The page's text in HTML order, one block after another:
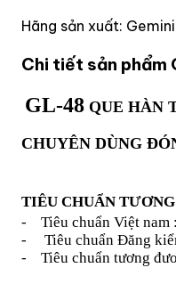
Hãng sản xuất:
Chi tiết sản phẩm
GL-48 QUE HÀN
CHUYÊN DÙNG
TIÊU CHUẨN
-
Tiêu chuẩn Việt
-
Tiêu chuẩn Đăng
-
Tiêu chuẩn tương